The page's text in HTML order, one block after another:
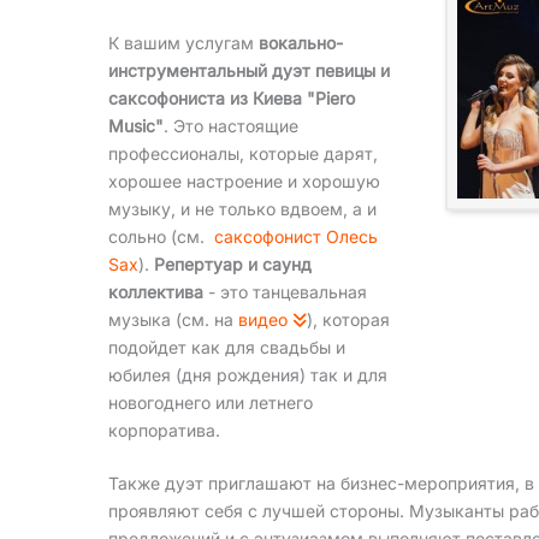
К вашим услугам вокально-
инструментальный дуэт певицы и
саксофониста из Киева "Piero
Music". Это настоящие
профессионалы, которые дарят,
хорошее настроение и хорошую
музыку, и не только вдвоем, а и
сольно (см. саксофонист Олесь
Sax). Репертуар и саунд
коллектива - это танцевальная
музыка (см. на видео
), которая
подойдет как для свадьбы и
юбилея (дня рождения) так и для
новогоднего или летнего
корпоратива.
Также дуэт приглашают на бизнес-мероприятия, в
проявляют себя с лучшей стороны. Музыканты